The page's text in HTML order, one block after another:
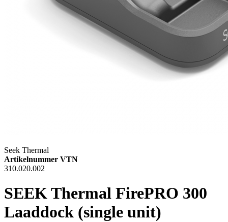
Seek Thermal
Artikelnummer VTN
310.020.002
SEEK Thermal FirePRO 300
Laaddock (single unit)